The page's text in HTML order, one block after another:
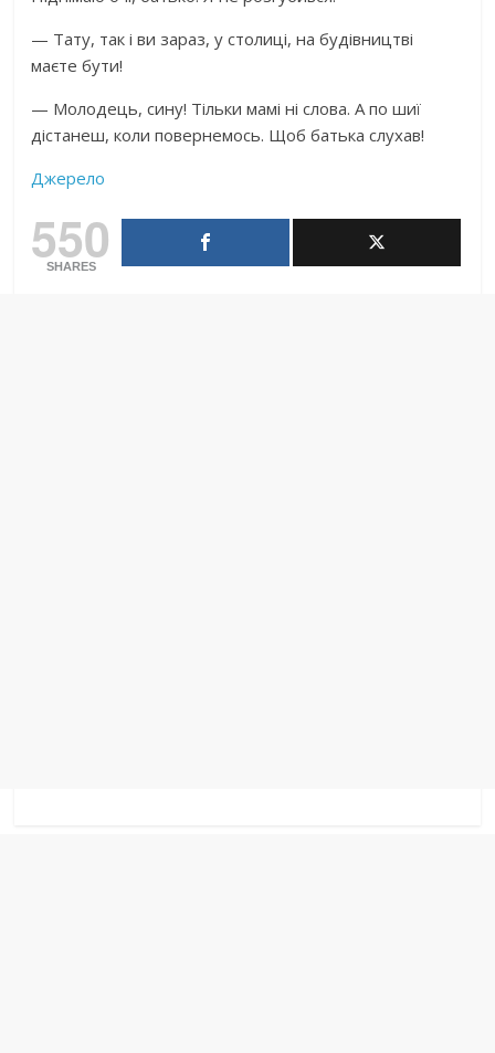
— Тату, так і ви зараз, у столиці, на будівництві
маєте бути!
— Молодець, сину! Тільки мамі ні слова. А по шиї
дістанеш, коли повернемось. Щоб батька слухав!
Джерело
550
SHARES